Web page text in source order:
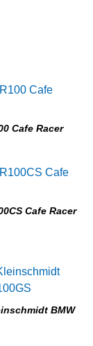
Cafe Racer
Cafe Racer
BMW